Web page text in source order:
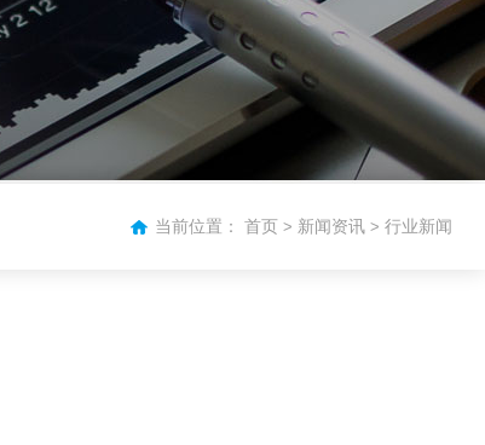
当前位置： 首页 > 新闻资讯 >行业新闻